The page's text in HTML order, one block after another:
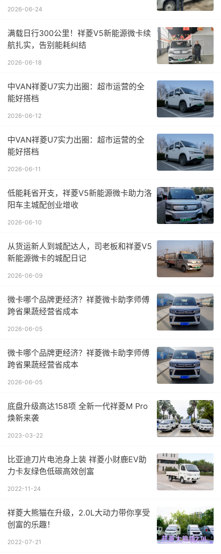
2026-06-24
满载日行300公里！祥菱V5新能源微卡续
航扎实，告别能耗纠结
2026-06-18
中VAN祥菱U7实力出圈：超市运营的全
能好搭档
2026-06-12
中VAN祥菱U7实力出圈：超市运营的全
能好搭档
2026-06-11
低能耗省开支，祥菱V5新能源微卡助力洛
阳车主城配创业增收
2026-06-10
从货运新人到城配达人，司老板和祥菱V5
新能源微卡的城配日记
2026-06-09
微卡哪个品牌更经济？祥菱微卡助李师傅
跨省果蔬经营省成本
2026-06-05
微卡哪个品牌更经济？祥菱微卡助李师傅
跨省果蔬经营省成本
2026-06-05
底盘升级高达158项 全新一代祥菱M Pro
焕新来袭
2023-03-22
比亚迪刀片电池身上装 祥菱小财鹿EV助
力卡友绿色低碳高效创富
2022-11-24
祥菱大熊猫在升级，2.0L大动力带你享受
创富的乐趣！
2022-07-21